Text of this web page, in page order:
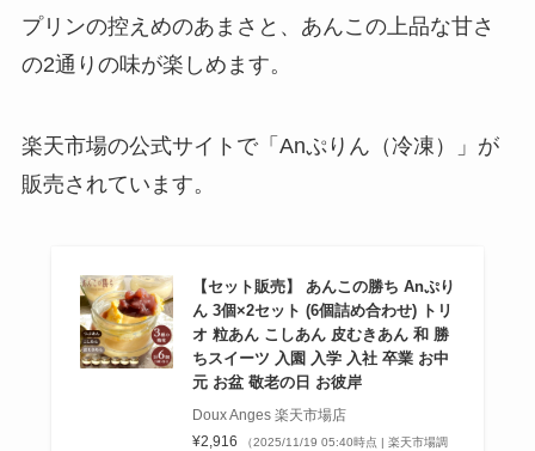
プリンの控えめのあまさと、あんこの上品な甘さ
の2通りの味が楽しめます。
楽天市場の公式サイトで「Anぷりん（冷凍）」が
販売されています。
【セット販売】 あんこの勝ち Anぷり
ん 3個×2セット (6個詰め合わせ) トリ
オ 粒あん こしあん 皮むきあん 和 勝
ちスイーツ 入園 入学 入社 卒業 お中
元 お盆 敬老の日 お彼岸
Doux Anges 楽天市場店
¥2,916
（2025/11/19 05:40時点 | 楽天市場調